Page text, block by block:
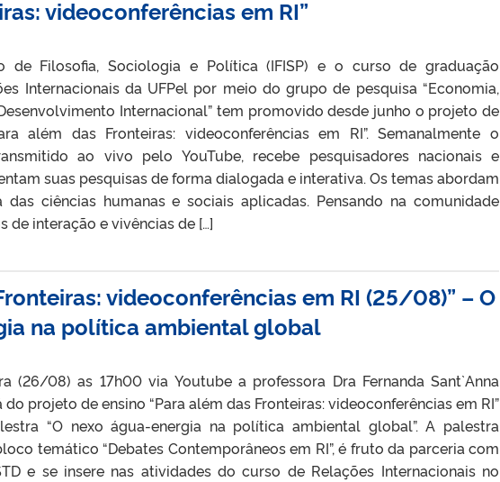
videoconferências em RI”
de Filosofia, Sociologia e Política (IFISP) e o curso de graduação
Internacionais da UFPel por meio do grupo de pesquisa “Economia,
Internacional” tem promovido desde junho o projeto de
além das Fronteiras: videoconferências em RI”. Semanalmente o
ao vivo pelo YouTube, recebe pesquisadores nacionais e
suas pesquisas de forma dialogada e interativa. Os temas abordam
das ciências humanas e sociais aplicadas. Pensando na comunidade
de interação e vivências de […]
videoconferências em RI (25/08)” – O
na política ambiental global
(26/08) as 17h00 via Youtube a professora Dra Fernanda Sant`Anna
projeto de ensino “Para além das Fronteiras: videoconferências em RI”
“O nexo água-energia na política ambiental global”. A palestra
temático “Debates Contemporâneos em RI”, é fruto da parceria com
e se insere nas atividades do curso de Relações Internacionais no